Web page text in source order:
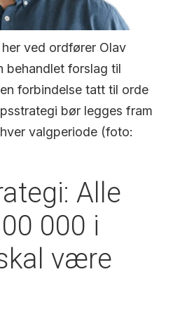
ved ordfører Olav
behandlet forslag til
forbindelse tatt til orde
bør legges fram
valgperiode (foto:
Alle
000 i
være